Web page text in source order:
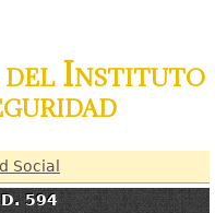
del Instituto
Social
594